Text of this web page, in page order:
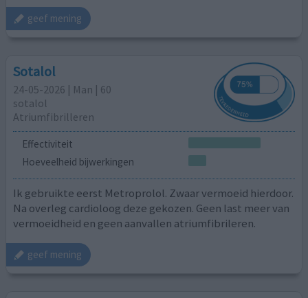
geef mening
Sotalol
24-05-2026 | Man | 60
sotalol
Atriumfibrilleren
Effectiviteit
Hoeveelheid bijwerkingen
Ik gebruikte eerst Metroprolol. Zwaar vermoeid hierdoor.
Na overleg cardioloog deze gekozen. Geen last meer van
vermoeidheid en geen aanvallen atriumfibrileren.
geef mening